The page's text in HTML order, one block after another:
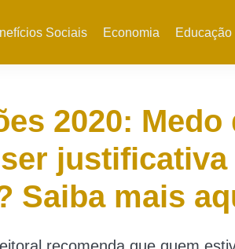
Sociais Economia Educação
2020: Medo
justificativa
Saiba mais